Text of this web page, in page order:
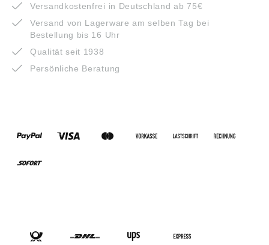
Versandkostenfrei in Deutschland ab 75€
Versand von Lagerware am selben Tag bei
Bestellung bis 16 Uhr
Qualität seit 1938
Persönliche Beratung